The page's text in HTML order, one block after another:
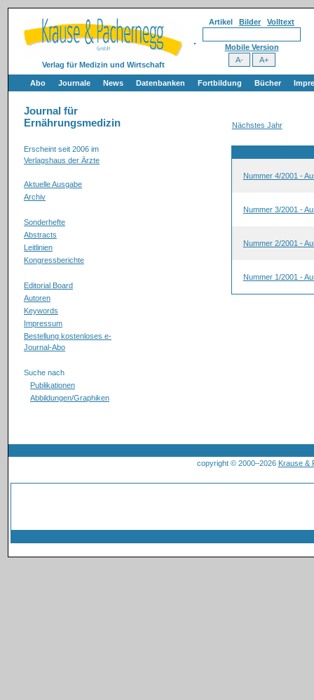
Verlag für Medizin und Wirtschaft
Artikel Bilder Volltext
Mobile Version
Abo Journale News Datenbanken Fortbildung Bücher
Journal für
Ernährungsmedizin
Erscheint seit 2006 im
Verlagshaus der Ärzte
Aktuelle Ausgabe
Archiv
Sonderhefte
Abstracts
Leitlinien
Kongressberichte
Editorial Board
Autoren
Keywords
Impressum
Bestellung kostenloses e-
Journal-Abo
Suche nach
Publikationen
Abbildungen/Graphiken
Nächstes Jahr
Nummer 4/2001 -
Nummer 3/2001 -
Nummer 2/2001 -
Nummer 1/2001 -
copyright © 2000–2026 Krause &